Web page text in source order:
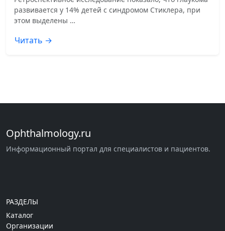
развивается у 14% детей с синдромом Стиклера, при
этом выделены …
Читать →
Ophthalmology.ru
Информационный портал для специалистов и пациентов.
РАЗДЕЛЫ
Каталог
Организации